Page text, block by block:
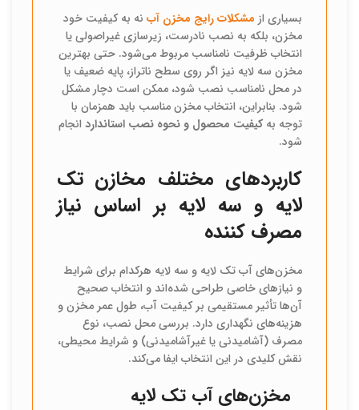
بسیاری از مشکلات رایج مخزن آب نه به کیفیت خود
مخزن، بلکه به نصب نادرست، زیرسازی غیراصولی یا
انتخاب ظرفیت نامناسب مربوط می‌شود. حتی بهترین
مخزن سه لایه نیز اگر روی سطح ناتراز، پایه ضعیف یا
در محل نامناسب نصب شود، ممکن است دچار مشکل
شود. بنابراین، انتخاب مخزن مناسب باید همزمان با
توجه به کیفیت محصول و نحوه نصب استاندارد انجام
شود.
کاربردهای مختلف مخازن تک
لایه و سه لایه بر اساس نیاز
مصرف کننده
مخزن‌های آب تک لایه و سه لایه هرکدام برای شرایط
و نیازهای خاصی طراحی شده‌اند و انتخاب صحیح
آن‌ها تأثیر مستقیمی بر کیفیت آب، طول عمر مخزن و
هزینه‌های نگهداری دارد. بررسی محل نصب، نوع
مصرف (آشامیدنی یا غیرآشامیدنی) و شرایط محیطی،
نقش کلیدی در این انتخاب ایفا می‌کند.
مخزن‌های آب تک لایه